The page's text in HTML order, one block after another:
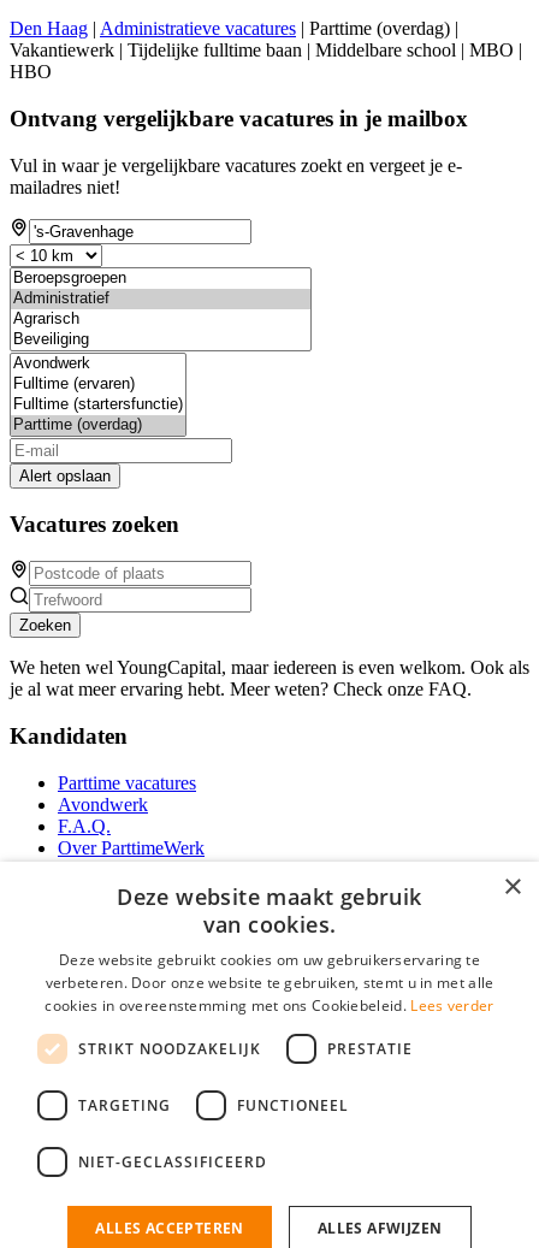
Den Haag | Administratieve vacatures | Parttime (overdag) |
Vakantiewerk | Tijdelijke fulltime baan | Middelbare school | MBO |
HBO
Ontvang vergelijkbare vacatures in je mailbox
Vul in waar je vergelijkbare vacatures zoekt en vergeet je e-
mailadres niet!
Alert opslaan
Vacatures zoeken
Zoeken
We heten wel YoungCapital, maar iedereen is even welkom. Ook als
je al wat meer ervaring hebt. Meer weten? Check onze FAQ.
Kandidaten
Parttime vacatures
Avondwerk
F.A.Q.
Over ParttimeWerk
YoungCapital Android App
Parttime personeel
Vacature aanmelden
Partners
Contact
Social
×
Deze website maakt gebruik
van cookies.
Deze website gebruikt cookies om uw gebruikerservaring te
verbeteren. Door onze website te gebruiken, stemt u in met alle
cookies in overeenstemming met ons Cookiebeleid. Lees verder
STRIKT NOODZAKELIJK PRESTATIE
TARGETING FUNCTIONEEL
NIET-GECLASSIFICEERD
ALLES ACCEPTEREN ALLES AFWIJZEN